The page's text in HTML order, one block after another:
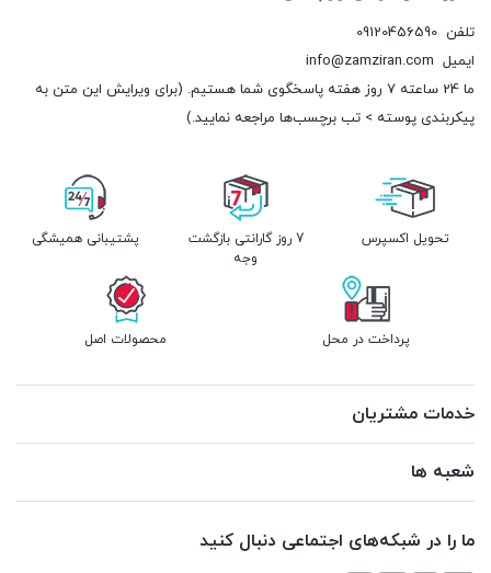
تلفن 09120456590
ایمیل info@zamziran.com
ما 24 ساعته 7 روز هفته پاسخگوی شما هستیم. (برای ویرایش این متن به
پیکربندی پوسته > تب برچسب‌ها مراجعه نمایید.)
تحویل اکسپرس
7 روز گارانتی بازگشت
وجه
پشتیبانی همیشگی
پرداخت در محل محصولات اصل
خدمات مشتریان
شعبه ها
ما را در شبکه‌های اجتماعی دنبال کنید